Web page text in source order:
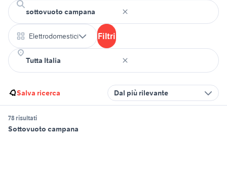
Elettrodomestici Filtri
Salva ricerca Dal più rilevante
78 risultati
Sottovuoto campana